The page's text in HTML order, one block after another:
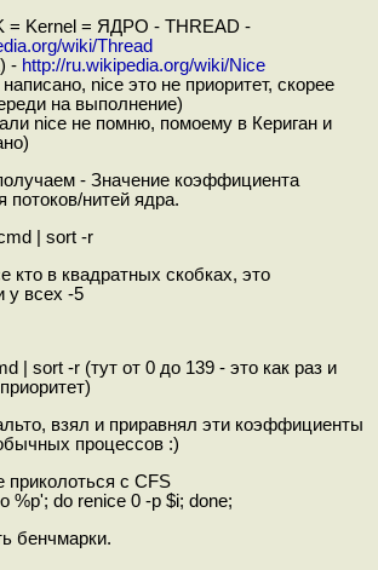
= Kernel = ЯДРО - THREAD -
wiki/Thread
- http://ru.wikipedia.org/wiki/Nice
nice это не приоритет, скорее
на выполнение)
nice не помню, помоему в Кериган и
- Значение коэффициента
потоков/нитей ядра.
| sort -r
кто в квадратных скобках, это
у всех -5
| sort -r (тут от 0 до 139 - это как раз и
взял и приравнял эти коэффициенты
процессов :)
приколоться с CFS
%p'; do renice 0 -p $i; done;
бенчмарки.